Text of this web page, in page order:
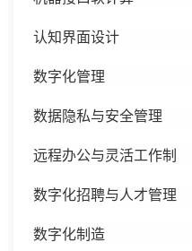
认知界面设计
数字化管理
数据隐私与安全管理
远程办公与灵活工作制
数字化招聘与人才管理
数字化制造